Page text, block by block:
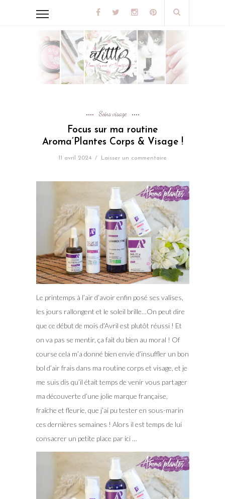
Soins visage
Focus sur ma routine
Aroma’Plantes Corps & Visage !
11 avril 2024 / Laisser un commentaire
Le printemps à l’air d’avoir enfin posé ses valises,
les jours rallongent et le soleil brille…On peut dire
que ce début de mois d’Avril est plutôt réussi ! Et
on va pas se mentir, ça fait du bien au moral ! Of
course cela m’a donné bien envie d’insuffler un bon
bol d’air frais dans ma routine corps et visage, et je
me suis dis qu’il était temps de venir vous partager
ma découverte d’une jolie marque française,
fraîche et fleurie, que j’ai pu tester en sous-marin
ces dernières semaines ! Alors il est temps de lui
consacrer un petite place par ici …